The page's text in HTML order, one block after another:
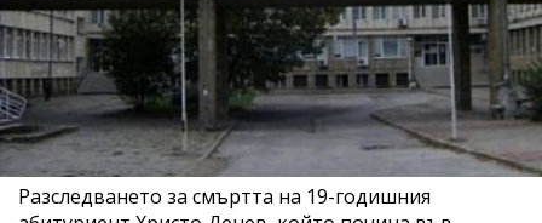
Разследването за смъртта на 19-годишния